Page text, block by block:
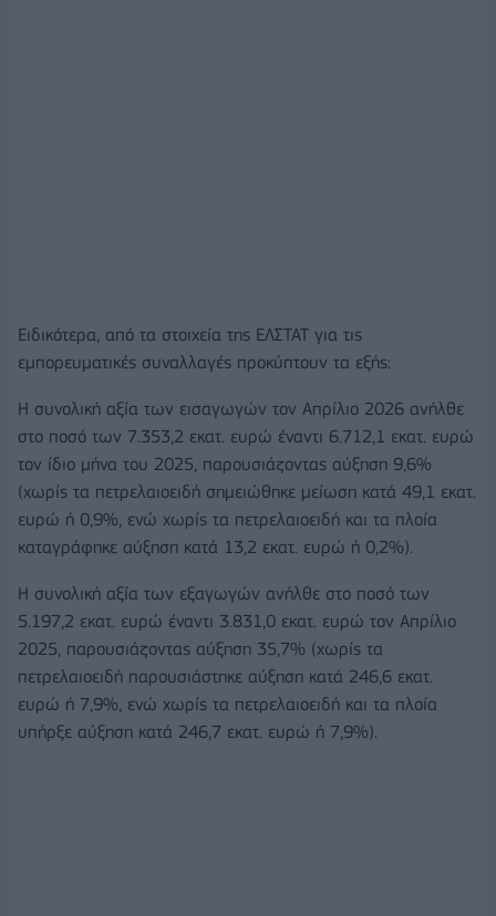
Ειδικότερα, από τα στοιχεία της ΕΛΣΤΑΤ για τις
εμπορευματικές συναλλαγές προκύπτουν τα εξής:
Η συνολική αξία των εισαγωγών τον Απρίλιο 2026 ανήλθε
στο ποσό των 7.353,2 εκατ. ευρώ έναντι 6.712,1 εκατ. ευρώ
τον ίδιο μήνα του 2025, παρουσιάζοντας αύξηση 9,6%
(χωρίς τα πετρελαιοειδή σημειώθηκε μείωση κατά 49,1 εκατ.
ευρώ ή 0,9%, ενώ χωρίς τα πετρελαιοειδή και τα πλοία
καταγράφηκε αύξηση κατά 13,2 εκατ. ευρώ ή 0,2%).
Η συνολική αξία των εξαγωγών ανήλθε στο ποσό των
5.197,2 εκατ. ευρώ έναντι 3.831,0 εκατ. ευρώ τον Απρίλιο
2025, παρουσιάζοντας αύξηση 35,7% (χωρίς τα
πετρελαιοειδή παρουσιάστηκε αύξηση κατά 246,6 εκατ.
ευρώ ή 7,9%, ενώ χωρίς τα πετρελαιοειδή και τα πλοία
υπήρξε αύξηση κατά 246,7 εκατ. ευρώ ή 7,9%).